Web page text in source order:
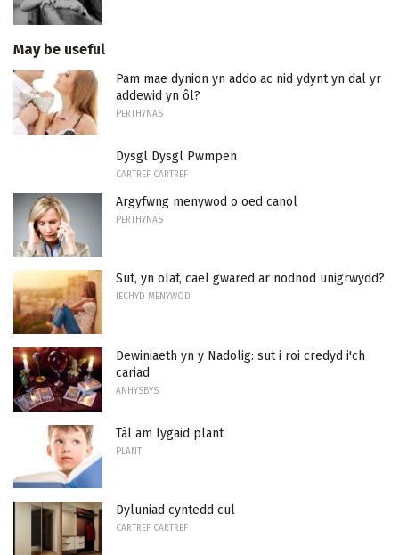
May be useful
Pam mae dynion yn addo ac nid ydynt yn dal yr
addewid yn ôl?
PERTHYNAS
Dysgl Dysgl Pwmpen
CARTREF CARTREF
Argyfwng menywod o oed canol
PERTHYNAS
Sut, yn olaf, cael gwared ar nodnod unigrwydd?
IECHYD MENYWOD
Dewiniaeth yn y Nadolig: sut i roi credyd i'ch
cariad
ANHYSBYS
Tâl am lygaid plant
PLANT
Dyluniad cyntedd cul
CARTREF CARTREF